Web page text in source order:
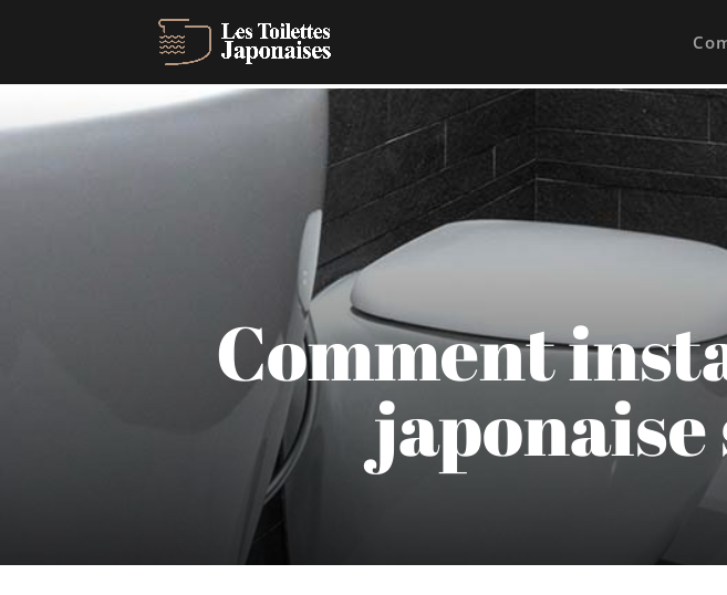
Comment
japonaise